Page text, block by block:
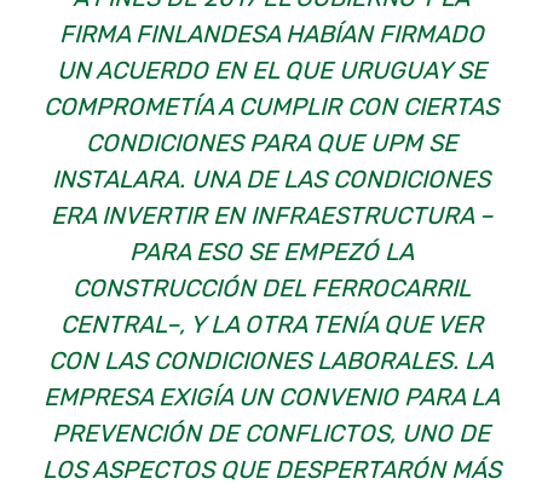
FIRMA FINLANDESA HABÍAN FIRMADO
UN ACUERDO EN EL QUE URUGUAY SE
COMPROMETÍA A CUMPLIR CON CIERTAS
CONDICIONES PARA QUE UPM SE
INSTALARA. UNA DE LAS CONDICIONES
ERA INVERTIR EN INFRAESTRUCTURA –
PARA ESO SE EMPEZÓ LA
CONSTRUCCIÓN DEL FERROCARRIL
CENTRAL–, Y LA OTRA TENÍA QUE VER
CON LAS CONDICIONES LABORALES. LA
EMPRESA EXIGÍA UN CONVENIO PARA LA
PREVENCIÓN DE CONFLICTOS, UNO DE
LOS ASPECTOS QUE DESPERTARÓN MÁS